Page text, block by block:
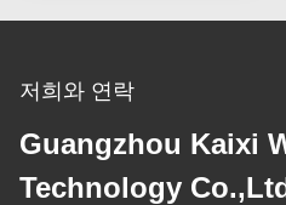
저희와 연락
Guangzhou Kaixi
Technology